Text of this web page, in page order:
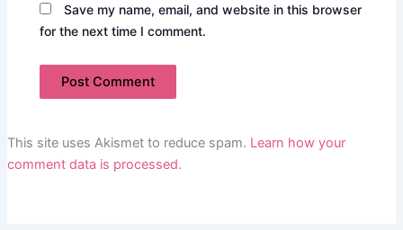
Save my name, email, and website in this browser
for the next time I comment.
This site uses Akismet to reduce spam. Learn how your
comment data is processed.